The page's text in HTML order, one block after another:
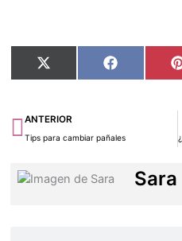
Compartir
en
X
(Twitter)
Compartir
en
Facebook
Ant
ANTERIOR
Tips para cambiar pañales
Sara